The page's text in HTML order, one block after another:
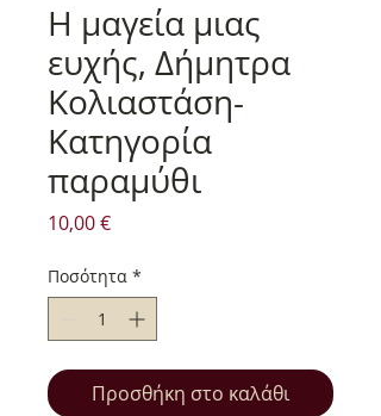
Η μαγεία μιας
ευχής, Δήμητρα
Κολιαστάση-
Κατηγορία
παραμύθι
10,00 €Τιμή
Ποσότητα *
Προσθήκη στο καλάθι